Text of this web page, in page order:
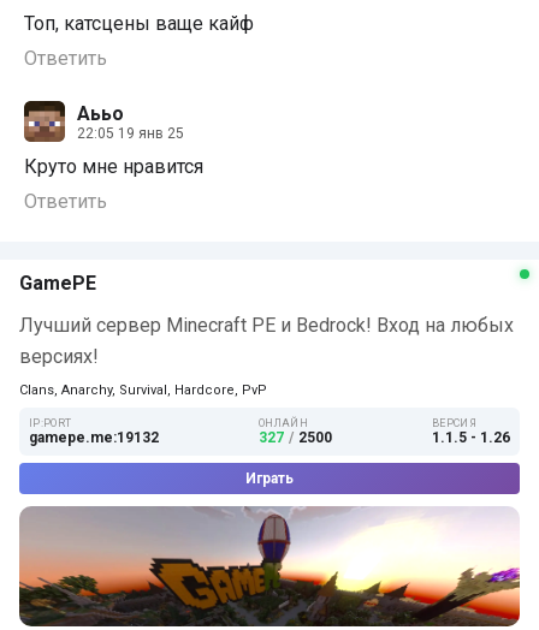
Топ, катсцены ваще кайф
Ответить
Аььо
22:05 19 янв 25
Круто мне нравится
Ответить
GamePE
Лучший сервер Minecraft PE и Bedrock! Вход на любых
версиях!
Clans, Anarchy, Survival, Hardcore, PvP
IP:PORT
gamepe.me:19132
ОНЛАЙН
327 / 2500
ВЕРСИЯ
1.1.5 - 1.26
Играть